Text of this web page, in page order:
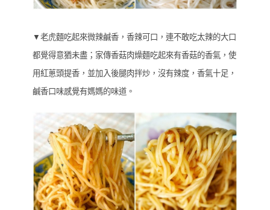
▼老虎麵吃起來微辣鹹香，香辣可口，連不敢吃太辣的大口
都覺得意猶未盡；家傳香菇肉燥麵吃起來有香菇的香氣，使
用紅蔥頭提香，並加入後腿肉拌炒，沒有辣度，香氣十足，
鹹香口味感覺有媽媽的味道。